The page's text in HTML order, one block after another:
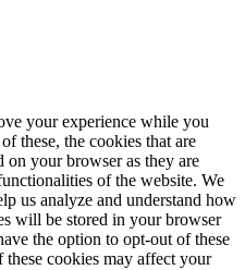
your experience while you
these, the cookies that are
on your browser as they are
of the website. We
us analyze and understand how
will be stored in your browser
the option to opt-out of these
cookies may affect your